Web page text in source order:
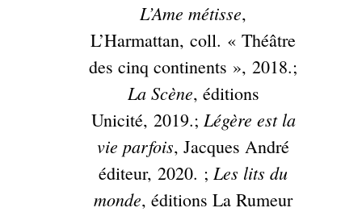
L’Ame métisse,
L’Harmattan, coll. « Théâtre
des cinq continents », 2018.;
La Scène, éditions
Unicité, 2019.; Légère est la
vie parfois, Jacques André
éditeur, 2020. ; Les lits du
monde, éditions La Rumeur